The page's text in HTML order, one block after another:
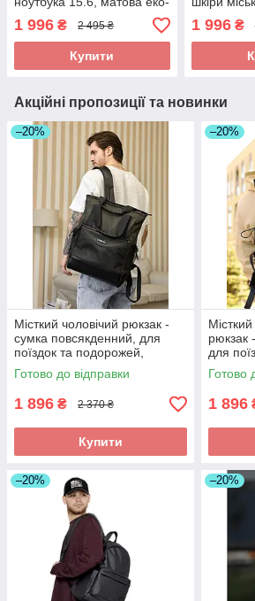
шкіра
1 996 ₴ 2 495 ₴
Купити
ноутбука
1 996₴
Акційні пропозиції та новинки
–20%
Місткий чоловічий рюкзак -
сумка повсякденний, для
поїздок та подорожей,
ноутбука 15,6 - 17,3″ хакі
Готово до відправки
1 896 ₴ 2 370 ₴
Купити
–20%
рюкзак
для
Готово
1 896
–20% –20%